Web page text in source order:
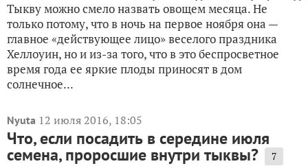
Тыкву можно смело назвать овощем месяца. Не
только потому, что в ночь на первое ноября она —
главное «действующее лицо» веселого праздника
Хеллоуин, но и из-за того, что в это беспросветное
время года ее яркие плоды приносят в дом
солнечное...
Nyuta 12 июля 2016, 18:05
Что, если посадить в середине июля
семена, проросшие внутри тыквы? 7